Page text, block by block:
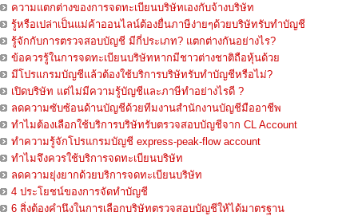
ความแตกต่างของการจดทะเบียนบริษัทเองกับจ้างบริษัท
รู้หรือเปล่าเป็นแม่ค้าออนไลน์ต้องยื่นภาษีง่ายๆด้วยบริษัทรับทำบัญชี
รู้จักกับการตรวจสอบบัญชี มีกี่ประเภท? แตกต่างกันอย่างไร?
ข้อควรรู้ในการจดทะเบียนบริษัทหากมีชาวต่างชาติถือหุ้นด้วย
มีโปรแกรมบัญชีแล้วต้องใช้บริการบริษัทรับทำบัญชีหรือไม่?
เปิดบริษัท แต่ไม่มีความรู้บัญชีและภาษีทำอย่างไรดี ?
ลดความซับซ้อนด้านบัญชีด้วยทีมงานสำนักงานบัญชีมืออาชีพ
ทำไมต้องเลือกใช้บริการบริษัทรับตรวจสอบบัญชีจาก CL Account
ทำความรู้จักโปรแกรมบัญชี express-peak-flow account
ทำไมจึงควรใช้บริการจดทะเบียนบริษัท
ลดความยุ่งยากด้วยบริการจดทะเบียนบริษัท
4 ประโยชน์ของการจัดทำบัญชี
6 สิ่งต้องคำนึงในการเลือกบริษัทตรวจสอบบัญชีให้ได้มาตรฐาน